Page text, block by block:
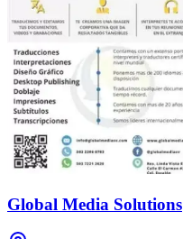
Global Media Solutions